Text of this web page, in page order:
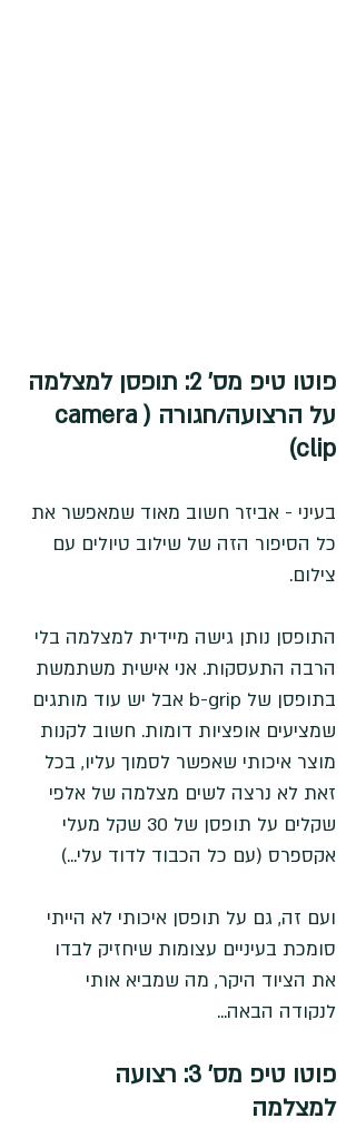
פוטו טיפ מס' 2: תופסן למצלמה
על הרצועה/חגורה (camera
clip)
בעיני - אביזר חשוב מאוד שמאפשר את
כל הסיפור הזה של שילוב טיולים עם
צילום.
התופסן נותן גישה מיידית למצלמה בלי
הרבה התעסקות. אני אישית משתמשת
בתופסן של b-grip אבל יש עוד מותגים
שמציעים אופציות דומות. חשוב לקנות
מוצר איכותי שאפשר לסמוך עליו, בכל
זאת לא נרצה לשים מצלמה של אלפי
שקלים על תופסן של 30 שקל מעלי
אקספרס (עם כל הכבוד לדוד עלי...)
ועם זה, גם על תופסן איכותי לא הייתי
סומכת בעיניים עצומות שיחזיק לבדו
את הציוד היקר, מה שמביא אותי
לנקודה הבאה...
פוטו טיפ מס' 3: רצועה
למצלמה